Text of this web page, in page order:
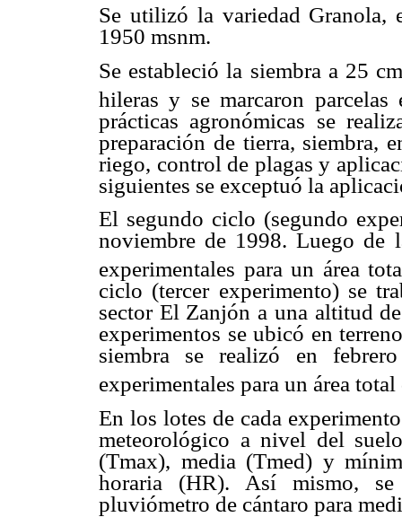
Se utilizó la variedad Granola,
1950 msnm.
Se estableció la siembra a 25
hileras y se marcaron parcelas
prácticas agronómicas se
preparación de tierra, siembra,
riego, control de plagas y
siguientes se exceptuó la
El segundo ciclo (segundo
noviembre de 1998. Luego de
experimentales para un área
ciclo (tercer experimento) se
sector El Zanjón a una altitud
experimentos se ubicó en
siembra se realizó en
experimentales para un área
En los lotes de cada
meteorológico a nivel del
(Tmax), media (Tmed) y
horaria (HR). Así mismo,
pluviómetro de cántaro para